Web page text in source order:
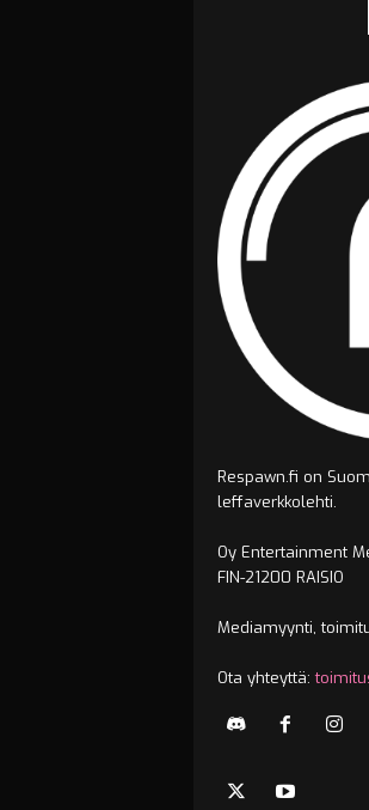
Respawn.fi on
leffaverkkolehti.
Oy Entertainment
FIN-21200 RAISIO
Mediamyynti,
Ota yhteyttä: